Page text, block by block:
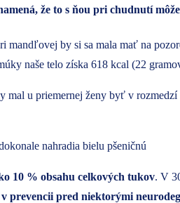
že to s ňou pri chudnutí
mandľovej by si sa mala mať na
naše telo získa 618 kcal (22
mal u priemernej ženy byť v
10 % obsahu celkových tukov. V
v prevencii pred niektorými